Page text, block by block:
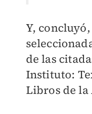
Y,
de las
Instituto:
Libros de la